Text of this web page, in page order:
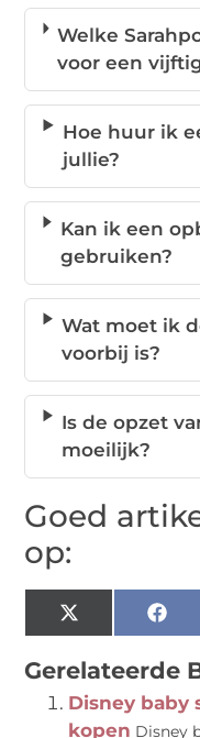
Welke
voor een
Hoe huur ik
jullie?
Kan ik een
gebruiken?
Wat moet ik
voorbij is?
Is de opzet
moeilijk?
Goed
op:
X
(Twitter)
Gerelateerde
Disney baby
kopen Disney